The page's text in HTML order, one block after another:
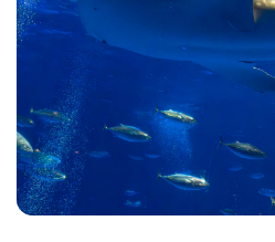
おでかけ
ライフ
あちこち編集コラム